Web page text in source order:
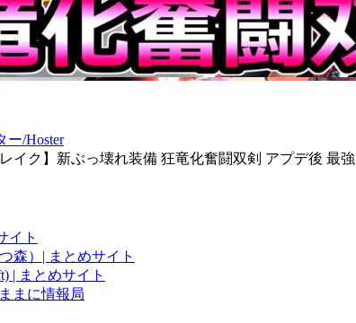
ー/Hoster
レイク】新ぶっ壊れ装備 狂竜化奮闘双剣 アプデ後 最
イト
森）| まとめサイト
| まとめサイト
まに情報局